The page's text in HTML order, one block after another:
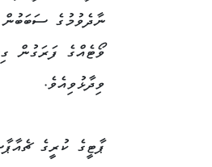
ނާދެވުމުގެ
ވޯޓެއްގެ ފަރަގުން
ވިދާޅުވިއެވެ.
ޕާޓީގެ ކުރީގެ